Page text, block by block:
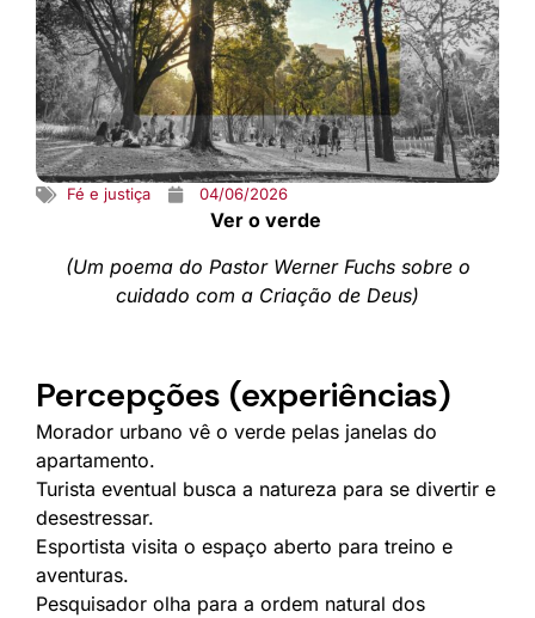
Fé e justiça 04/06/2026
Ver o verde
(Um poema do Pastor Werner Fuchs sobre o
cuidado com a Criação de Deus)
Percepções (experiências)
Morador urbano vê o verde pelas janelas do
apartamento.
Turista eventual busca a natureza para se divertir e
desestressar.
Esportista visita o espaço aberto para treino e
aventuras.
Pesquisador olha para a ordem natural dos